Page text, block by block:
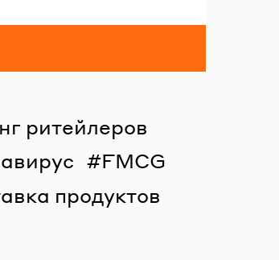
ритейлеров
FMCG
продуктов